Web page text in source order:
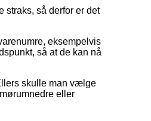
straks, så derfor er det
eksempelvis
så at de kan nå
skulle man vælge
eller